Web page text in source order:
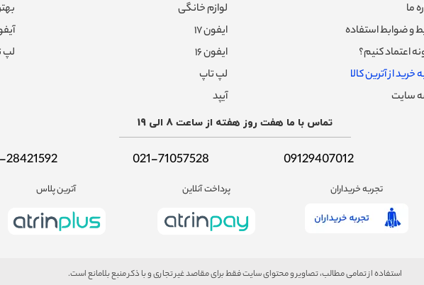
ما
و ضوابط استفاده
اعتماد کنیم؟
خرید از آترین کالا
سایت
لوازم خانگی
ایفون ۱۷
ایفون ۱۶
لپ تاپ
آیپد
لپ
تماس با ما هفت روز هفته از ساعت 8 الی 19
09129407012
021-71057528
28421592
تجربه خریداران پرداخت آنلاین آترین پلاس
استفاده از تمامی مطالب، تصاویر و محتوای سایت فقط برای مقاصد غیر تجاری و با ذکر منبع بلامانع است.